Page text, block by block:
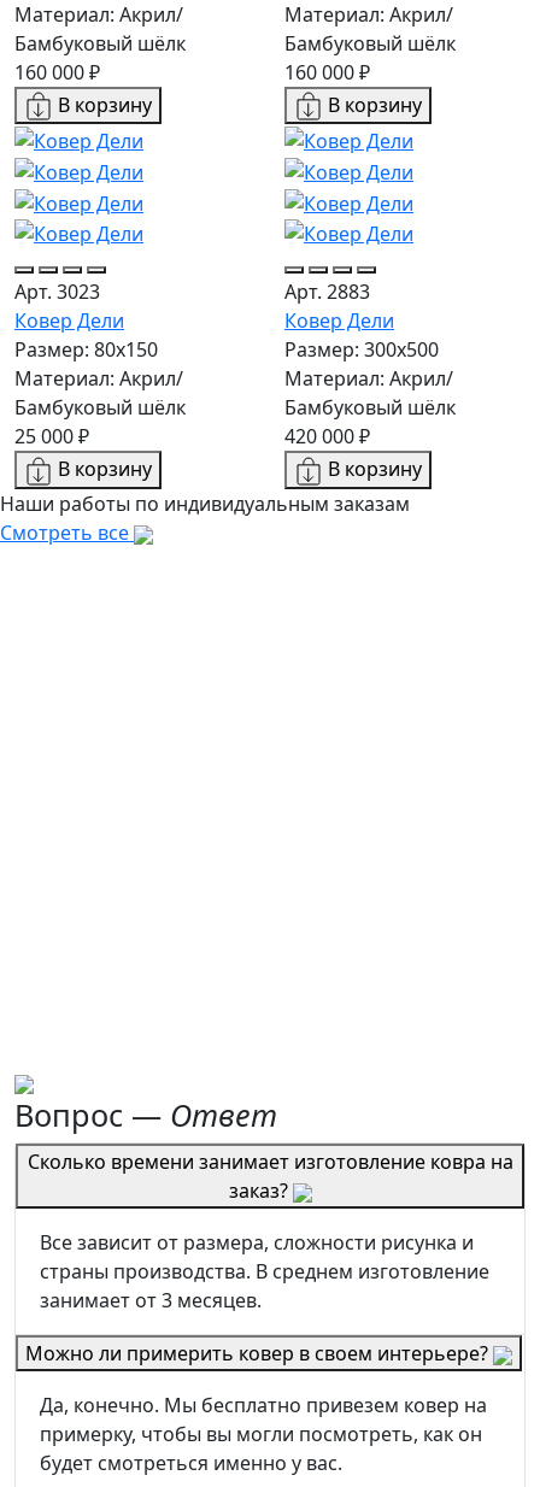
Материал: Акрил/
Бамбуковый шёлк
160 000 ₽
В корзину
Материал: Акрил/
Бамбуковый шёлк
160 000 ₽
В корзину
Арт. 3023
Ковер Дели
Размер: 80x150
Материал: Акрил/
Бамбуковый шёлк
25 000 ₽
В корзину
Арт. 2883
Ковер Дели
Размер: 300х500
Материал: Акрил/
Бамбуковый шёлк
420 000 ₽
В корзину
Наши работы по индивидуальным заказам
Смотреть все
Вопрос — Ответ
Сколько времени занимает изготовление ковра на
заказ?
Все зависит от размера, сложности рисунка и
страны производства. В среднем изготовление
занимает от 3 месяцев.
Можно ли примерить ковер в своем интерьере?
Да, конечно. Мы бесплатно привезем ковер на
примерку, чтобы вы могли посмотреть, как он
будет смотреться именно у вас.